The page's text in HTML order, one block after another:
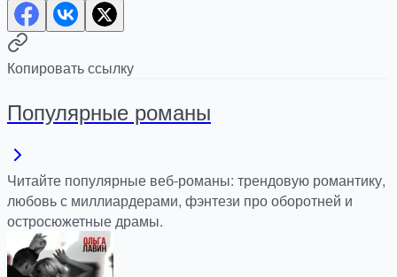
Копировать ссылку
Популярные романы
Читайте популярные веб-романы: трендовую романтику,
любовь с миллиардерами, фэнтези про оборотней и
остросюжетные драмы.